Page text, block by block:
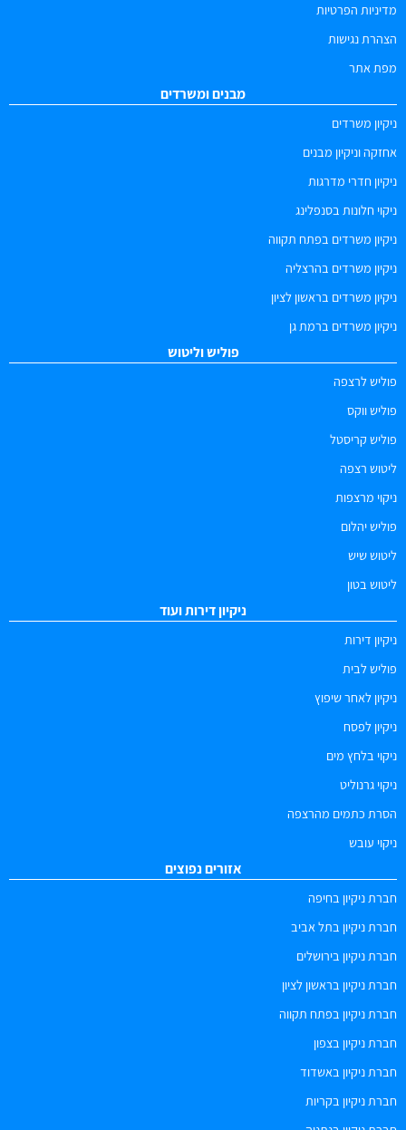
מדיניות הפרטיות
הצהרת נגישות
מפת אתר
מבנים ומשרדים
ניקיון משרדים
אחזקה וניקיון מבנים
ניקיון חדרי מדרגות
ניקוי חלונות בסנפלינג
ניקיון משרדים בפתח תקווה
ניקיון משרדים בהרצליה
ניקיון משרדים בראשון לציון
ניקיון משרדים ברמת גן
פוליש וליטוש
פוליש לרצפה
פוליש ווקס
פוליש קריסטל
ליטוש רצפה
ניקוי מרצפות
פוליש יהלום
ליטוש שיש
ליטוש בטון
ניקיון דירות ועוד
ניקיון דירות
פוליש לבית
ניקיון לאחר שיפוץ
ניקיון לפסח
ניקוי בלחץ מים
ניקוי גרנוליט
הסרת כתמים מהרצפה
ניקוי עובש
אזורים נפוצים
חברת ניקיון בחיפה
חברת ניקיון בתל אביב
חברת ניקיון בירושלים
חברת ניקיון בראשון לציון
חברת ניקיון בפתח תקווה
חברת ניקיון בצפון
חברת ניקיון באשדוד
חברת ניקיון בקריות